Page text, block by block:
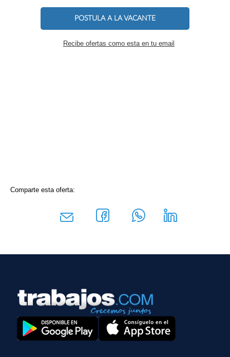
POSTULA A LA VACANTE
Recibe ofertas como esta en tu email
Comparte esta oferta: